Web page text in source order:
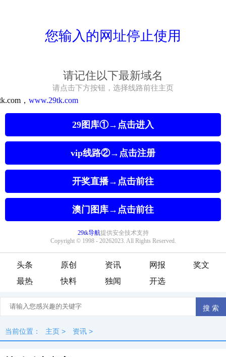
头条 原创 资讯 网报
奖文
最热
快料 独闻 开选
当前位置： 主页 > 资讯 >